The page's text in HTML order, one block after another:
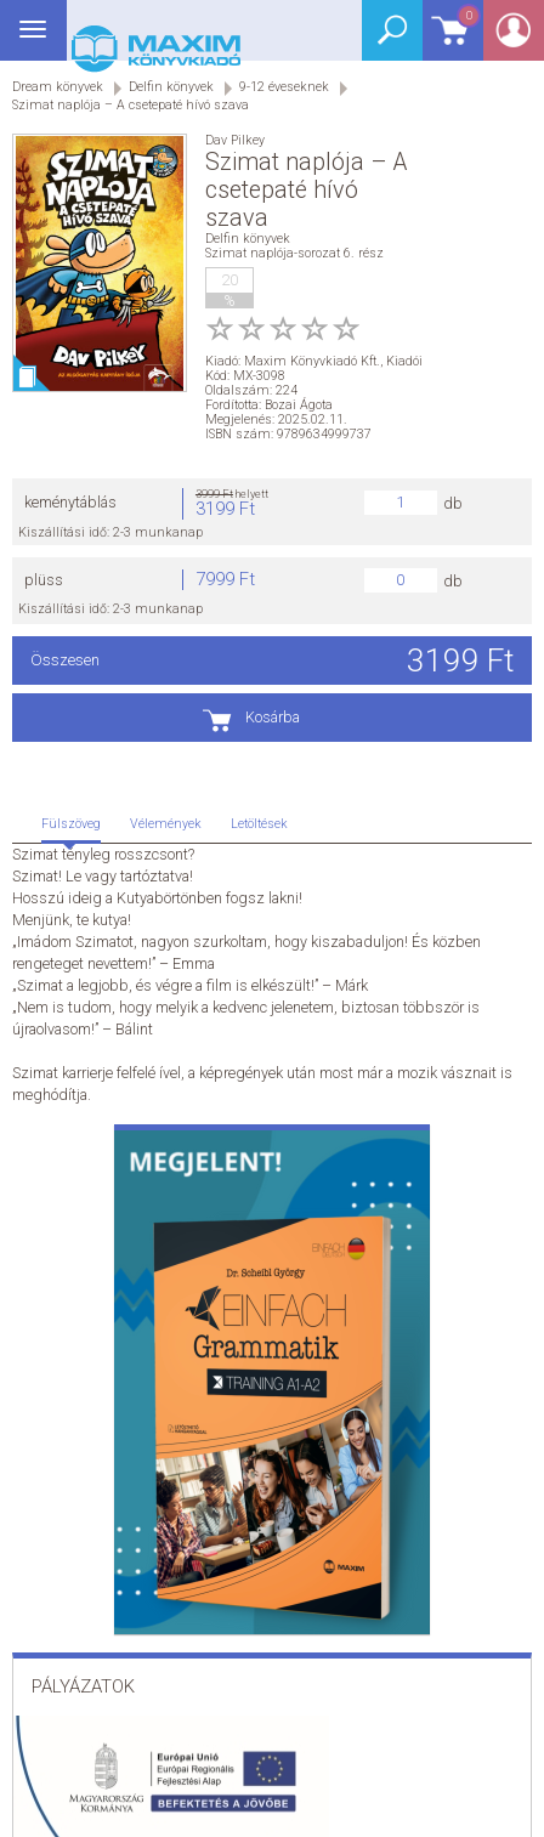
0
Toggle
navigation
Dream könyvek Delfin könyvek
9-12 éveseknek
Szimat naplója – A csetepaté hívó szava
Dav Pilkey
Szimat naplója – A
csetepaté hívó
szava
Delfin könyvek
Szimat naplója-sorozat 6. rész
20
%
Kiadó: Maxim Könyvkiadó Kft., Kiadói
Kód: MX-3098
Oldalszám: 224
Fordította: Bozai Ágota
Megjelenés: 2025.02.11.
ISBN szám: 9789634999737
Kosárba
keménytáblás 3999 Fthelyett
3199 Ft db
Kiszállítási idő: 2-3 munkanap
plüss 7999 Ft db
Kiszállítási idő: 2-3 munkanap
Összesen 3199 Ft
Fülszöveg Vélemények Letöltések
Szimat tényleg rosszcsont?
Szimat! Le vagy tartóztatva!
Hosszú ideig a Kutyabörtönben fogsz lakni!
Menjünk, te kutya!
„Imádom Szimatot, nagyon szurkoltam, hogy kiszabaduljon! És közben
rengeteget nevettem!” – Emma
„Szimat a legjobb, és végre a film is elkészült!” – Márk
„Nem is tudom, hogy melyik a kedvenc jelenetem, biztosan többször is
újraolvasom!” – Bálint
Szimat karrierje felfelé ível, a képregények után most már a mozik vásznait is
meghódítja.
PÁLYÁZATOK
BEJELENTKEZÉS
SEGÉDKÖNYV
NYELVKÖNYV
GRIMM SZÓTÁR
DREAM KÖNYVEK
E-KÖNYVEK
HÍREK
ÁLTALÁNOS SZERZŐDÉSI FELTÉTELEK
ADATKEZELÉSI ÉS ADATVÉDELMI SZABÁLYZAT